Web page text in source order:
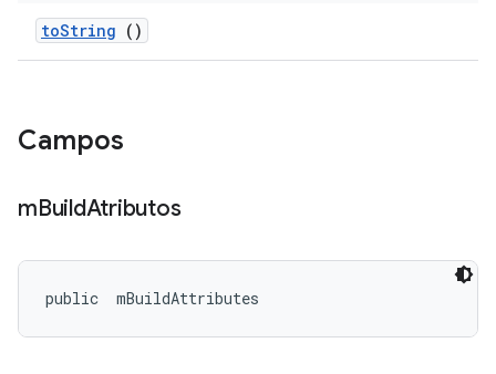
toString ()
Campos
mBuildAtributos
public mBuildAttributes